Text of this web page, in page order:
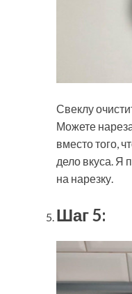
Свеклу
Можете
вместо того,
дело вкуса. Я
на нарезку.
Шаг 5: